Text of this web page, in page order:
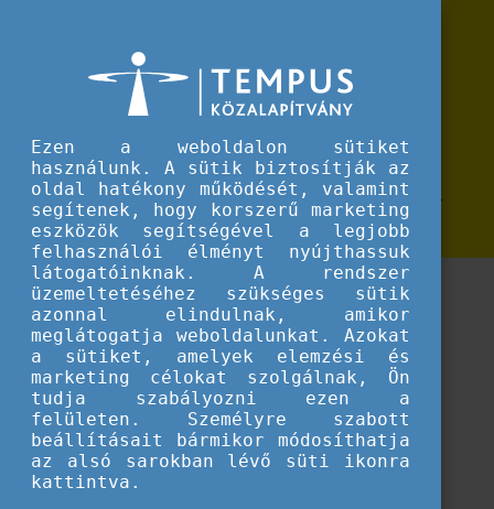
Erasmus+ pályázati lehetőségek
oktatóknak és intézményi
munkatársaknak
Felsőoktatási intézmények oktatói és munkatársai
számára elérhető oktatási és képzési célú Erasmus+
mobilitási lehetőségek
Ezen a weboldalon sütiket
használunk. A sütik biztosítják az
oldal hatékony működését, valamint
segítenek, hogy korszerű marketing
eszközök segítségével a legjobb
felhasználói élményt nyújthassuk
látogatóinknak. A rendszer
üzemeltetéséhez szükséges sütik
azonnal elindulnak, amikor
meglátogatja weboldalunkat. Azokat
a sütiket, amelyek elemzési és
marketing célokat szolgálnak, Ön
tudja szabályozni ezen a
felületen. Személyre szabott
beállításait bármikor módosíthatja
az alsó sarokban lévő süti ikonra
kattintva.